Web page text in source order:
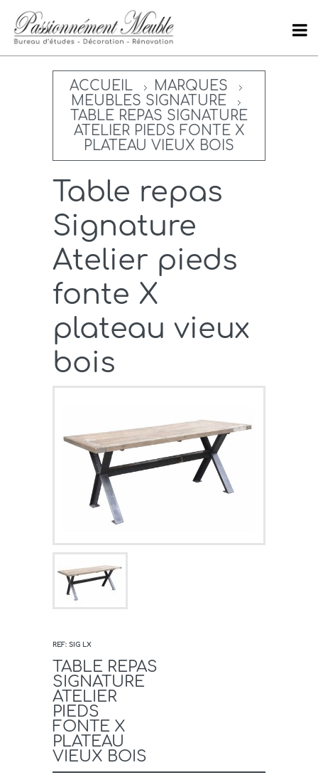
ACCUEIL
MARQUES
MEUBLES SIGNATURE
TABLE REPAS SIGNATURE
ATELIER PIEDS FONTE X
PLATEAU VIEUX BOIS
Table repas
Signature
Atelier pieds
fonte X
plateau vieux
bois
REF: SIG LX
TABLE REPAS
SIGNATURE
ATELIER
PIEDS
FONTE X
PLATEAU
VIEUX BOIS